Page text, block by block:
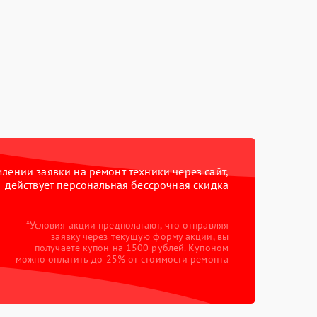
заявки на ремонт техники через сайт,
действует персональная бессрочная скидка
*Условия акции предполагают, что отправляя
заявку через текущую форму акции, вы
получаете купон на 1500 рублей. Купоном
можно оплатить до 25% от стоимости ремонта